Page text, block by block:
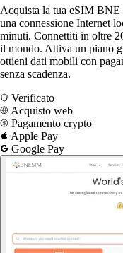
Acquista la tua eSIM BNE
una connessione Internet
minuti. Connettiti in oltre
il mondo. Attiva un piano
ottieni dati mobili con
senza scadenza.
Verificato
Acquisto web
Pagamento crypto
Apple Pay
Google Pay